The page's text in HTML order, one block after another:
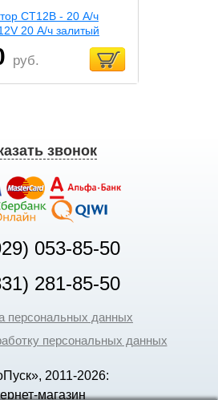
СТ12В - 20 А/ч
20 А/ч залитый
руб.
звонок
053-85-50
281-85-50
персональных данных
персональных данных
2011-2026:
магазин